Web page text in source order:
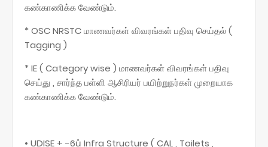
கண்காணிக்க வேண்டும்.
* OSC NRSTC மாணவர்கள் விவரங்கள் பதிவு செய்தல் (
Tagging )
* IE ( Category wise ) மாணவர்கள் விவரங்கள் பதிவு
செய்து , சார்ந்த பள்ளி ஆசிரியர் பயிற்றுநர்கள் முறையாக
கண்காணிக்க வேண்டும்.
• UDISE + -6ů Infra Structure ( CAL , Toilets ,